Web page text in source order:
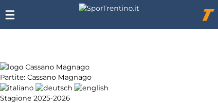
Partite: Cassano Magnago
Stagione 2025-2026
Chi
siamo
Affiliazione